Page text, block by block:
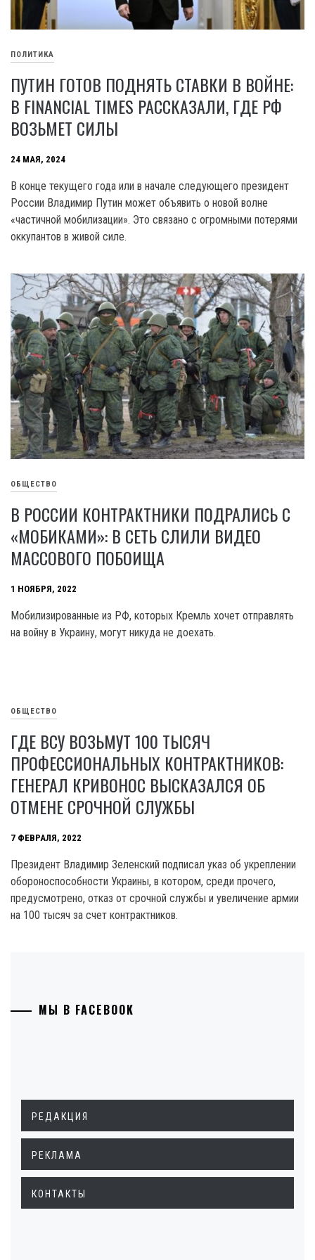
ПОЛИТИКА
ПУТИН ГОТОВ ПОДНЯТЬ СТАВКИ В ВОЙНЕ:
В FINANCIAL TIMES РАССКАЗАЛИ, ГДЕ РФ
ВОЗЬМЕТ СИЛЫ
24 МАЯ, 2024
В конце текущего года или в начале следующего президент
России Владимир Путин может объявить о новой волне
«частичной мобилизации». Это связано с огромными потерями
оккупантов в живой силе.
ОБЩЕСТВО
В РОССИИ КОНТРАКТНИКИ ПОДРАЛИСЬ С
«МОБИКАМИ»: В СЕТЬ СЛИЛИ ВИДЕО
МАССОВОГО ПОБОИЩА
1 НОЯБРЯ, 2022
Мобилизированные из РФ, которых Кремль хочет отправлять
на войну в Украину, могут никуда не доехать.
ОБЩЕСТВО
ГДЕ ВСУ ВОЗЬМУТ 100 ТЫСЯЧ
ПРОФЕССИОНАЛЬНЫХ КОНТРАКТНИКОВ:
ГЕНЕРАЛ КРИВОНОС ВЫСКАЗАЛСЯ ОБ
ОТМЕНЕ СРОЧНОЙ СЛУЖБЫ
7 ФЕВРАЛЯ, 2022
Президент Владимир Зеленский подписал указ об укреплении
обороноспособности Украины, в котором, среди прочего,
предусмотрено, отказ от срочной службы и увеличение армии
на 100 тысяч за счет контрактников.
МЫ В FACEBOOK
РЕДАКЦИЯ
РЕКЛАМА
КОНТАКТЫ